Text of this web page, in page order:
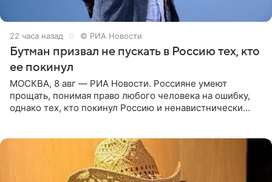
22 часа назад © РИА Новости
Бутман призвал не пускать в Россию тех, кто
ее покинул
МОСКВА, 8 авг — РИА Новости. Россияне умеют
прощать, понимая право любого человека на ошибку,
однако тех, кто покинул Россию и ненавистнически